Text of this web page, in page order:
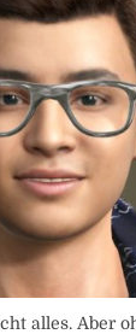
alles. Aber